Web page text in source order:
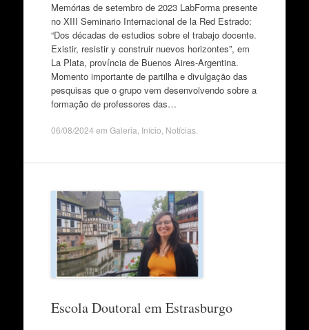
Memórias de setembro de 2023 LabForma presente
no XIII Seminario Internacional de la Red Estrado:
“Dos décadas de estudios sobre el trabajo docente.
Existir, resistir y construir nuevos horizontes”, em
La Plata, província de Buenos Aires-Argentina.
Momento importante de partilha e divulgação das
pesquisas que o grupo vem desenvolvendo sobre a
formação de professores das…
06/08/2024 em Galeria Início Notícias.
Escola Doutoral em Estrasburgo